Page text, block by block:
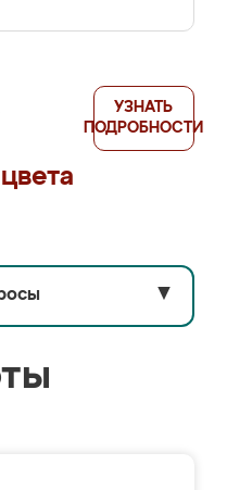
УЗНАТЬ
ПОДРОБНОСТИ
▼